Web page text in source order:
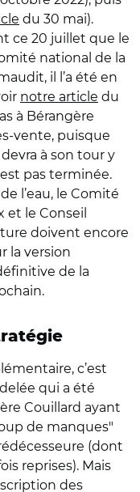
du 30 mai).
ce 20 juillet que le
national de la
il l’a été en
notre article du
à Bérangère
vente, puisque
à son tour y
pas terminée.
l’eau, le Comité
et le Conseil
doivent encore
la version
de la
c’est
qui a été
Couillard ayant
de manques"
(dont
reprises). Mais
des